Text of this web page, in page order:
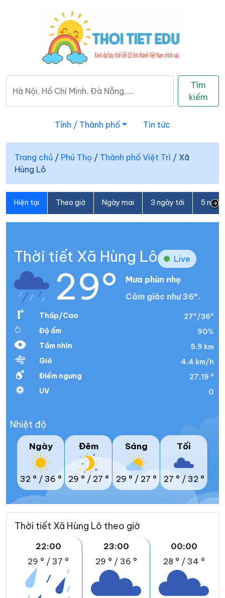
Tìm
kiếm
Tỉnh / Thành phố Tin tức
Trang chủ / Phú Thọ / Thành phố Việt Trì / Xã
Hùng Lô
Hiện tại Theo giờ Ngày mai 3 ngày tới 5
Thời tiết Xã Hùng Lô Live
29°
Mưa phùn nhẹ
Cảm giác như 36°.
Thấp/Cao
27°/36°
Độ ẩm
90%
Tầm nhìn
5.9 km
Gió
4.4 km/h
Điểm ngưng
27.19 °
UV
0
Nhiệt độ
Ngày
32 ° / 36 °
Đêm
29 ° / 27 °
Sáng
29 ° / 27 °
Tối
27 ° / 32 °
Thời tiết Xã Hùng Lô theo giờ
22:00
29 ° / 37 °
23:00
29 ° / 36 °
00:00
28 ° / 34 °